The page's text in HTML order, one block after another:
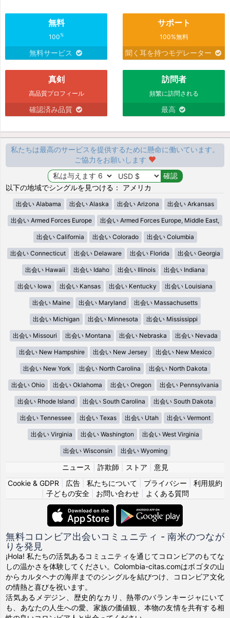
無料
100%
無料サービス
サポート
100%無料
聞く耳を持つモデレーター
真剣
高品質プロフィール
確認済み品質
訪問者
頻繁に訪問される
最高
私たちは最高のサービスを提供するために懸命に働いています。
ご協力をお願いします
以下の地域でシングルを見つける： アメリカ
出会い Alabama 出会い Alaska 出会い Arizona 出会い Arkansas
出会い Armed Forces Europe 出会い Armed Forces Europe, Middle East,
出会い California 出会い Colorado 出会い Columbia
出会い Connecticut 出会い Delaware 出会い Florida 出会い Georgia
出会い Hawaii 出会い Idaho 出会い Illinois 出会い Indiana
出会い Iowa 出会い Kansas 出会い Kentucky 出会い Louisiana
出会い Maine 出会い Maryland 出会い Massachusetts
出会い Michigan 出会い Minnesota 出会い Mississippi
出会い Missouri 出会い Montana 出会い Nebraska 出会い Nevada
出会い New Hampshire 出会い New Jersey 出会い New Mexico
出会い New York 出会い North Carolina 出会い North Dakota
出会い Ohio 出会い Oklahoma 出会い Oregon 出会い Pennsylvania
出会い Rhode Island 出会い South Carolina 出会い South Dakota
出会い Tennessee 出会い Texas 出会い Utah 出会い Vermont
出会い Virginia 出会い Washington 出会い West Virginia
出会い Wisconsin 出会い Wyoming
ニュース 詐欺師 ストア
意見
Cookie & GDPR
広告 私たちについて プライバシー
利用規約
子どもの安全| お問い合わせ| よくある質問
無料コロンビア出会いコミュニティ - 南米のつなが
りを発見
¡Hola! 私たちの活気あるコミュニティを通じてコロンビアのもてな
しの温かさを体験してください。Colombia-citas.comはボゴタの山
からカルタヘナの海岸までのシングルを結びつけ、コロンビア文化
の情熱と喜びを祝います。
活気あるメデジン、歴史的なカリ、熱帯のバランキージャにいて
も、あなたの人生への愛、家族の価値観、本物の友情を共有する相